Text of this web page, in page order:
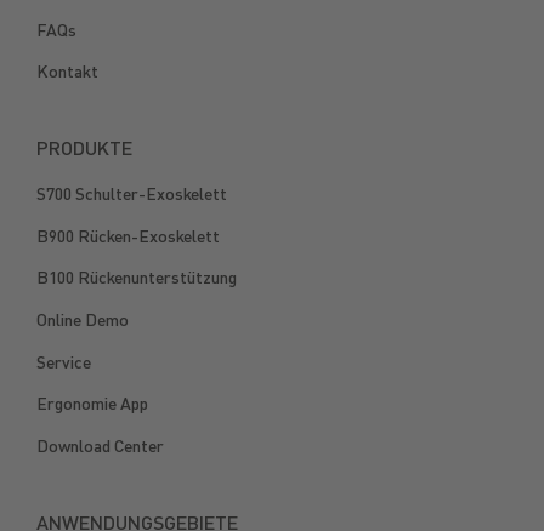
FAQs
Kontakt
PRODUKTE
S700 Schulter-Exoskelett
B900 Rücken-Exoskelett
B100 Rückenunterstützung
Online Demo
Service
Ergonomie App
Download Center
ANWENDUNGSGEBIETE